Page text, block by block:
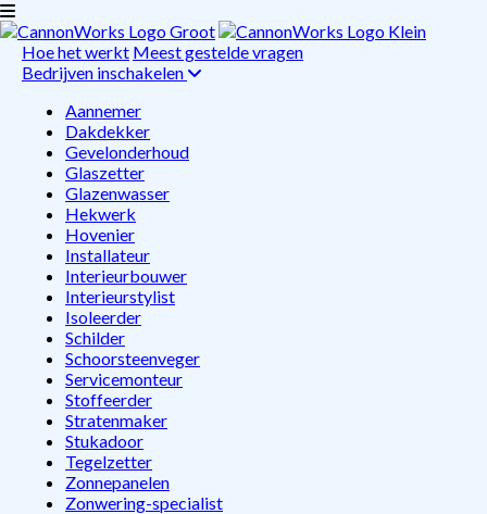
Hoe het werkt Meest gestelde vragen
Bedrijven inschakelen
Aannemer
Dakdekker
Gevelonderhoud
Glaszetter
Glazenwasser
Hekwerk
Hovenier
Installateur
Interieurbouwer
Interieurstylist
Isoleerder
Schilder
Schoorsteenveger
Servicemonteur
Stoffeerder
Stratenmaker
Stukadoor
Tegelzetter
Zonnepanelen
Zonwering-specialist